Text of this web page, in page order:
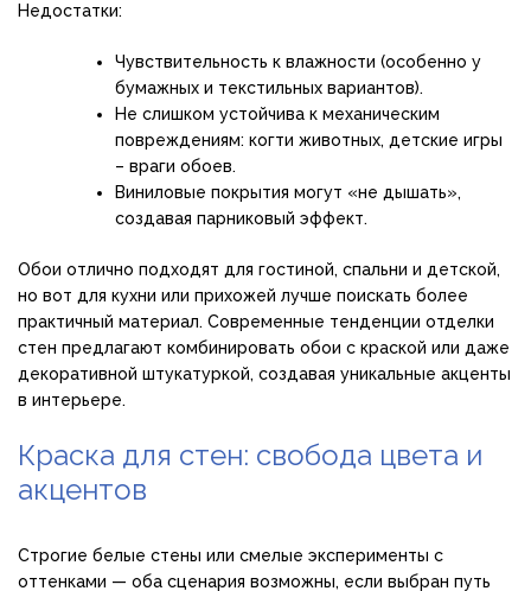
Недостатки:
Чувствительность к влажности (особенно у
бумажных и текстильных вариантов).
Не слишком устойчива к механическим
повреждениям: когти животных, детские игры
– враги обоев.
Виниловые покрытия могут «не дышать»,
создавая парниковый эффект.
Обои отлично подходят для гостиной, спальни и детской,
но вот для кухни или прихожей лучше поискать более
практичный материал. Современные тенденции отделки
стен предлагают комбинировать обои с краской или даже
декоративной штукатуркой, создавая уникальные акценты
в интерьере.
Краска для стен: свобода цвета и
акцентов
Строгие белые стены или смелые эксперименты с
оттенками — оба сценария возможны, если выбран путь